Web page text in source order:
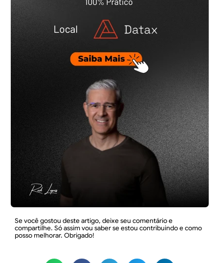
Se você gostou deste artigo, deixe seu comentário e
compartilhe. Só assim vou saber se estou contribuindo e como
posso melhorar. Obrigado!